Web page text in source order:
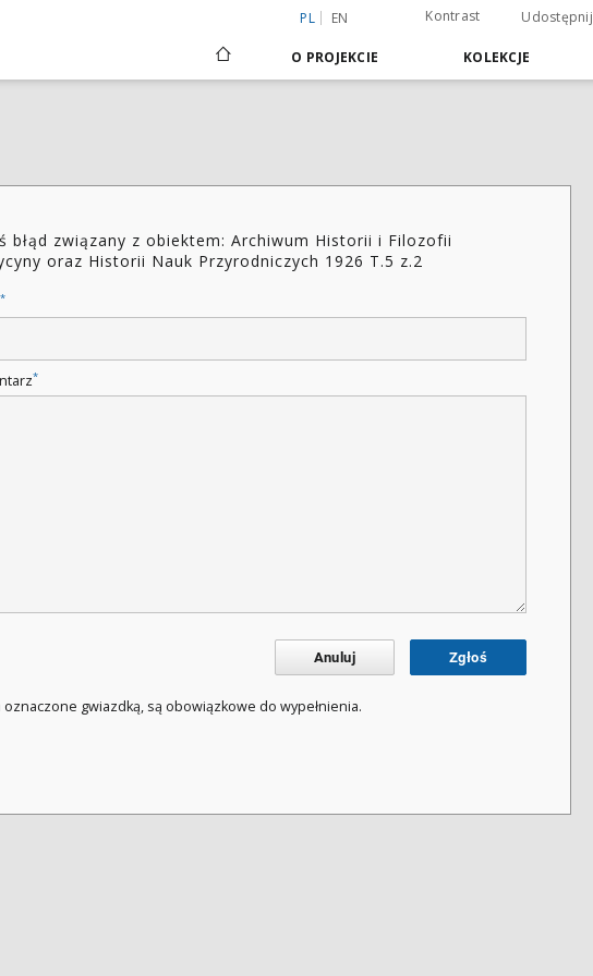
PL EN Kontrast Udostępnij
O PROJEKCIE KOLEKCJE
błąd związany z obiektem: Archiwum Historii i Filozofii
oraz Historii Nauk Przyrodniczych 1926 T.5 z.2
*
*
Anuluj Zgłoś
oznaczone gwiazdką, są obowiązkowe do wypełnienia.